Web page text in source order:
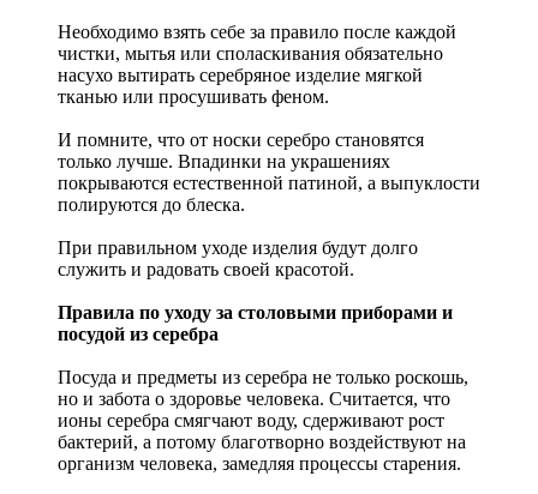
Необходимо взять себе за правило после каждой
чистки, мытья или споласкивания обязательно
насухо вытирать серебряное изделие мягкой
тканью или просушивать феном.
И помните, что от носки серебро становятся
только лучше. Впадинки на украшениях
покрываются естественной патиной, а выпуклости
полируются до блеска.
При правильном уходе изделия будут долго
служить и радовать своей красотой.
Правила по уходу за столовыми приборами и
посудой из серебра
Посуда и предметы из серебра не только роскошь,
но и забота о здоровье человека. Считается, что
ионы серебра смягчают воду, сдерживают рост
бактерий, а потому благотворно воздействуют на
организм человека, замедляя процессы старения.